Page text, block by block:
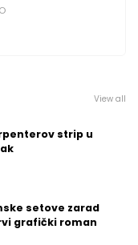
View all
strip u
setove zarad
grafički roman